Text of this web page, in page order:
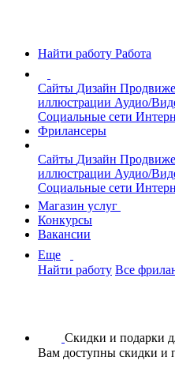
Найти работу Работа
Сайты Дизайн
иллюстрации Аудио/
Социальные сети
Фрилансеры
Сайты Дизайн
иллюстрации Аудио/
Социальные сети
Магазин услуг
Конкурсы
Вакансии
Еще
Найти работу Все
Скидки и подарки
Вам доступны скидки и